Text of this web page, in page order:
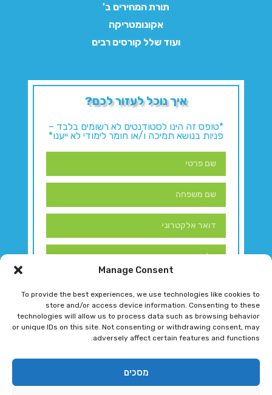
Manage Consent
To provide the best experiences, we use technologies like cookies to
store and/or access device information. Consenting to these
technologies will allow us to process data such as browsing behavior
or unique IDs on this site. Not consenting or withdrawing consent, may
adversely affect certain features and functions.
מסכים
תורת המחירים ב'
אקונומטריקה
ועוד שלל קורסים רבים
איך נוכל לעזור לכם?
*טופס זה הינו לסטודנטים לא רשומים בלבד –
פניות בנושא תמיכה ו/או חומר לימודי לא ייענו*